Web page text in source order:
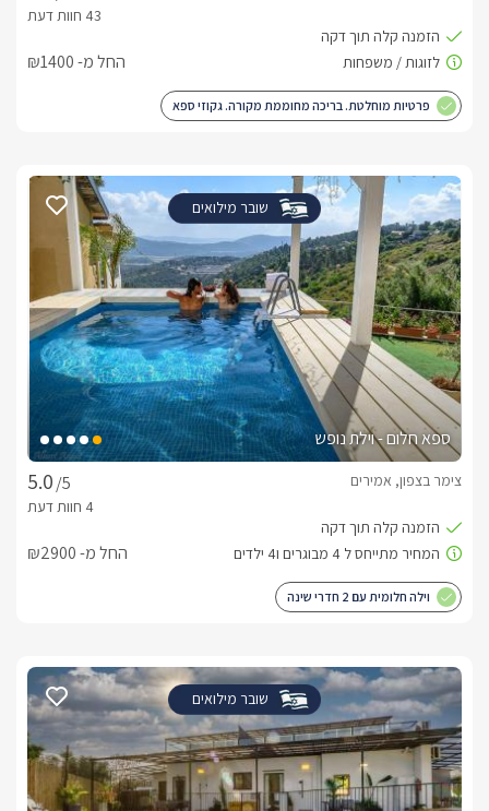
החל מ- ₪1400
פרטיות מוחלטת. בריכה מחוממת מקורה. גקוזי ספא
שובר מילואים
ספא חלום - וילת נופש
/5
צימר בצפון, אמירים
החל מ- ₪2900
וילה חלומית עם 2 חדרי שינה
שובר מילואים